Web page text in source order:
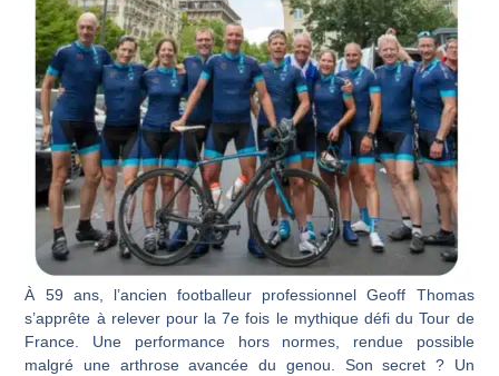
À 59 ans, l’ancien footballeur professionnel Geoff Thomas
s’apprête à relever pour la 7e fois le mythique défi du Tour de
France. Une performance hors normes, rendue possible
malgré une arthrose avancée du genou. Son secret ? Un